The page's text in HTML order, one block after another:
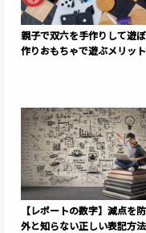
親子で双六を手作りして遊
作りおもちゃで遊ぶメリッ
【レポートの数字】減点を
外と知らない正しい表記方